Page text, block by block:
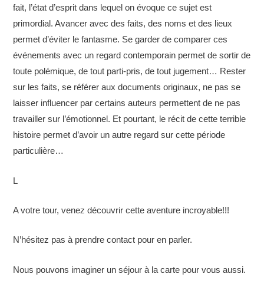
fait, l’état d’esprit dans lequel on évoque ce sujet est
primordial. Avancer avec des faits, des noms et des lieux
permet d’éviter le fantasme. Se garder de comparer ces
événements avec un regard contemporain permet de sortir de
toute polémique, de tout parti-pris, de tout jugement… Rester
sur les faits, se référer aux documents originaux, ne pas se
laisser influencer par certains auteurs permettent de ne pas
travailler sur l’émotionnel. Et pourtant, le récit de cette terrible
histoire permet d’avoir un autre regard sur cette période
particulière…
L
A votre tour, venez découvrir cette aventure incroyable!!!
N’hésitez pas à prendre contact pour en parler.
Nous pouvons imaginer un séjour à la carte pour vous aussi.